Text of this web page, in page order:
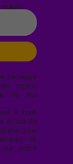
j’accepte
soient
de ma
à tout
en bas de
plus
de
sur notre